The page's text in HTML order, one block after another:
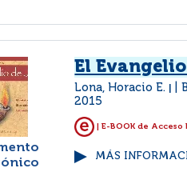
El
Lona, Horacio E.
2015
| E-BOOK de Acceso
MÁS